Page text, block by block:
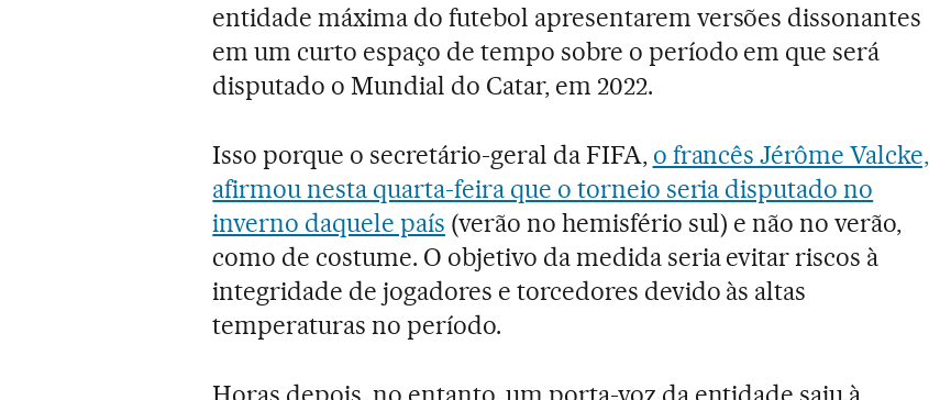
entidade máxima do futebol apresentarem versões dissonantes
em um curto espaço de tempo sobre o período em que será
disputado o Mundial do Catar, em 2022.
Isso porque o secretário-geral da FIFA, o francês Jérôme Valcke,
afirmou nesta quarta-feira que o torneio seria disputado no
inverno daquele país (verão no hemisfério sul) e não no verão,
como de costume. O objetivo da medida seria evitar riscos à
integridade de jogadores e torcedores devido às altas
temperaturas no período.